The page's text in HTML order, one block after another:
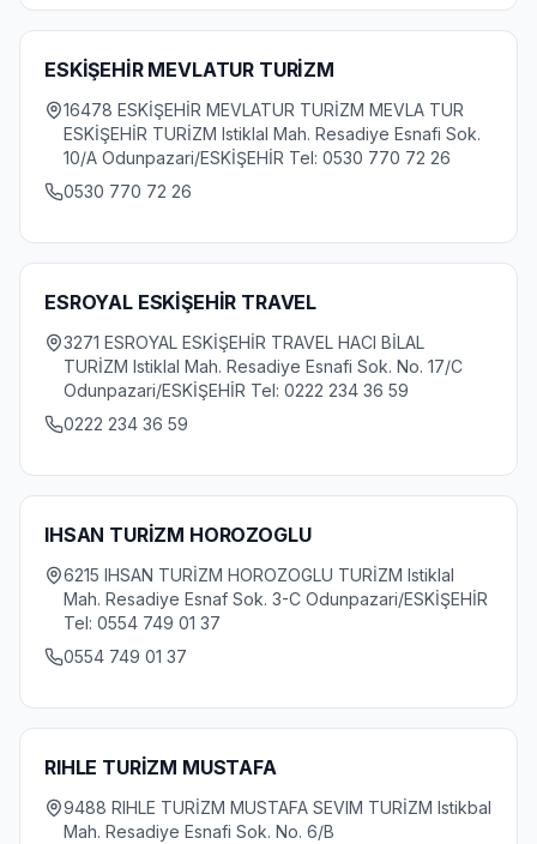
ESKİŞEHİR MEVLATUR TURİZM
16478 ESKİŞEHİR MEVLATUR TURİZM MEVLA TUR
ESKİŞEHİR TURİZM Istiklal Mah. Resadiye Esnafi Sok.
10/A Odunpazari/ESKİŞEHİR Tel: 0530 770 72 26
0530 770 72 26
ESROYAL ESKİŞEHİR TRAVEL
3271 ESROYAL ESKİŞEHİR TRAVEL HACI BİLAL
TURİZM Istiklal Mah. Resadiye Esnafi Sok. No. 17/C
Odunpazari/ESKİŞEHİR Tel: 0222 234 36 59
0222 234 36 59
IHSAN TURİZM HOROZOGLU
6215 IHSAN TURİZM HOROZOGLU TURİZM Istiklal
Mah. Resadiye Esnaf Sok. 3-C Odunpazari/ESKİŞEHİR
Tel: 0554 749 01 37
0554 749 01 37
RIHLE TURİZM MUSTAFA
9488 RIHLE TURİZM MUSTAFA SEVIM TURİZM Istikbal
Mah. Resadiye Esnafi Sok. No. 6/B